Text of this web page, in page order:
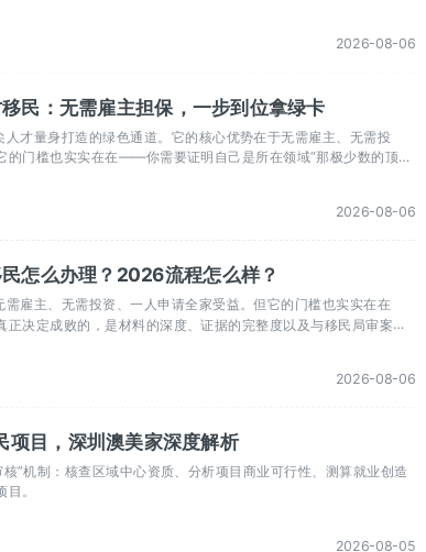
2026-08-06
民：无需雇主担保，一步到位拿绿卡
才量身打造的绿色通道。它的核心优势在于无需雇主、无需投
的门槛也实实在在——你需要证明自己是所在领域“那极少数的顶尖
2026-08-06
怎么办理？2026流程怎么样？
雇主、无需投资、一人申请全家受益。但它的门槛也实实在在
决定成败的，是材料的深度、证据的完整度以及与移民局审案逻
2026-08-06
项目，深圳澳美家深度解析
”机制：核查区域中心资质、分析项目商业可行性、测算就业创造
。
2026-08-05